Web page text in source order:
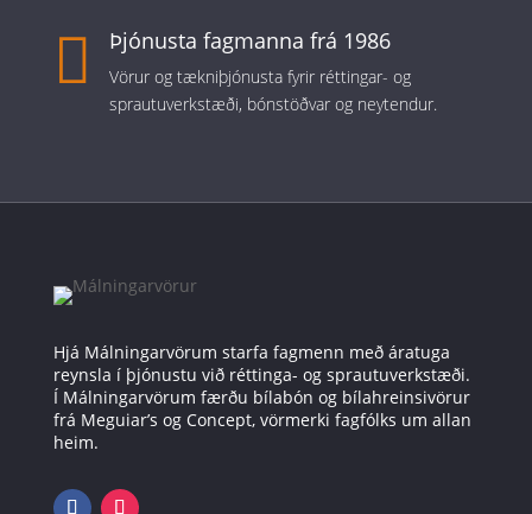
 Þjónusta fagmanna frá 1986
Vörur og tækniþjónusta fyrir réttingar- og
sprautuverkstæði, bónstöðvar og neytendur.
Hjá Málningarvörum starfa fagmenn með áratuga
reynsla í þjónustu við réttinga- og sprautuverkstæði.
Í Málningarvörum færðu bílabón og bílahreinsivörur
frá Meguiar’s og Concept, vörmerki fagfólks um allan
heim.